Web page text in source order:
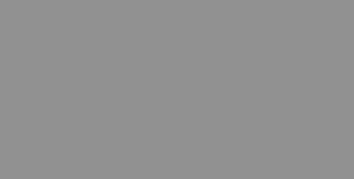
Responsabilité
BE POSITIF, le programme de
Limitation des émissions